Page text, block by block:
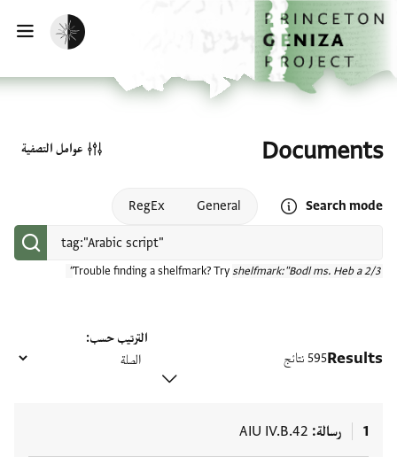
تخطي إلى المحتوى الرئيسي
الصفحة الرئيسية
تفعيل الوضع المظلم
Documents
Search mode
Open search mode help
General
RegEx
Trouble finding a shelfmark? Try shelfmark:"Bodl ms. Heb a 2/3"
عوامل التصفية
Results595 نتائج
الترتيب حسب
1 رسالة AIU IV.B.42